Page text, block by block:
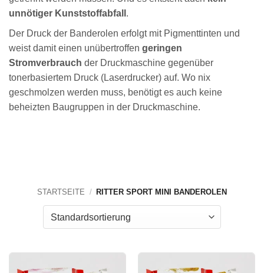
unnötiger Kunststoffabfall .
Der Druck der Banderolen erfolgt mit Pigmenttinten und
weist damit einen unübertroffen geringen
Stromverbrauch der Druckmaschine gegenüber
tonerbasiertem Druck (Laserdrucker) auf. Wo nix
geschmolzen werden muss, benötigt es auch keine
beheizten Baugruppen in der Druckmaschine.
STARTSEITE / RITTER SPORT MINI BANDEROLEN